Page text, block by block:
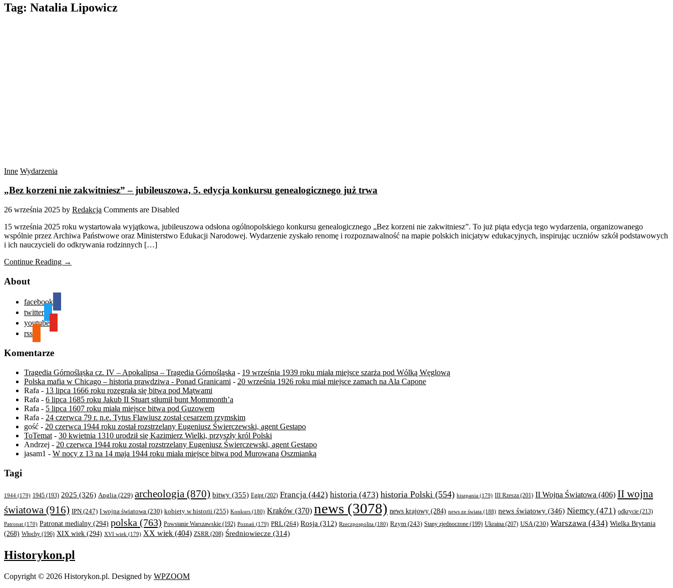
Tag: Natalia Lipowicz
Inne Wydarzenia
„Bez korzeni nie zakwitniesz” – jubileuszowa, 5. edycja konkursu genealogicznego już trwa
26 września 2025 by Redakcja Comments are Disabled
15 września 2025 roku wystartowała wyjątkowa, jubileuszowa odsłona ogólnopolskiego konkursu genealogicznego „Bez korzeni nie zakwitniesz”. To już piąta edycja tego wydarzenia, organizowanego
wspólnie przez Archiwa Państwowe oraz Ministerstwo Edukacji Narodowej. Wydarzenie zyskało renomę i rozpoznawalność na mapie polskich inicjatyw edukacyjnych, inspirując uczniów szkół podstawowych
i ich nauczycieli do odkrywania rodzinnych […]
Continue Reading →
About
facebook
twitter
youtube
rss
Komentarze
Tragedia Górnośląska cz. IV – Apokalipsa – Tragedia Górnośląska - 19 września 1939 roku miała miejsce szarża pod Wólką Węglową
Polska mafia w Chicago – historia prawdziwa - Ponad Granicami - 20 września 1926 roku miał miejsce zamach na Ala Capone
Rafa - 13 lipca 1666 roku rozegrała się bitwa pod Mątwami
Rafa - 6 lipca 1685 roku Jakub II Stuart stłumił bunt Mommonth’a
Rafa - 5 lipca 1607 roku miała miejsce bitwa pod Guzowem
Rafa - 24 czerwca 79 r. n.e. Tytus Flawiusz został cesarzem rzymskim
gość - 20 czerwca 1944 roku został rozstrzelany Eugeniusz Świerczewski, agent Gestapo
ToTemat - 30 kwietnia 1310 urodził się Kazimierz Wielki, przyszły król Polski
Andrzej - 20 czerwca 1944 roku został rozstrzelany Eugeniusz Świerczewski, agent Gestapo
jasam1 - W nocy z 13 na 14 maja 1944 roku miała miejsce bitwa pod Murowaną Oszmianką
Tagi
1944 (179) 1945 (193) 2025 (326) Anglia (229) archeologia (870) bitwy (355) Egipt(202) Francja (442) historia (473) historia Polski (554) hiszpania (179) III Rzesza (201) II Wojna Światowa (406) II wojna
światowa (916) IPN (247) I wojna światowa (230) kobiety w historii (255) Konkurs (180) Kraków (370) news (3078) news krajowy (284) news ze świata (188) news światowy (346) Niemcy (471) odkrycie (213)
Patronat (170) Patronat medialny (294) polska (763) Powstanie Warszawskie (192) Poznań (179) PRL(264) Rosja (312) Rzeczpospolita (180) Rzym (243) Stany zjednoczone (199) Ukraina (207) USA(230) Warszawa (434) Wielka Brytania
(268) Włochy (196) XIX wiek (294) XVI wiek (179) XX wiek (404) ZSRR (208) Średniowiecze (314)
Historykon.pl
Copyright © 2026 Historykon.pl. Designed by WPZOOM